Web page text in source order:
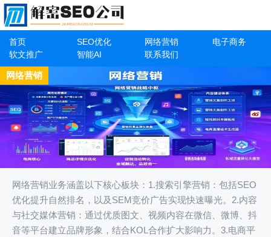
首页 SEO优化 网络营销
电子商务
软文推广
智能AI 联系我们
网络营销
网络营销业务涵盖以下核心板块：1.搜索引擎营销：包括SEO
优化提升自然排名，以及SEM竞价广告实现快速曝光。2.内容
与社交媒体营销：通过优质图文、视频内容在微信、微博、抖
音等平台建立品牌形象，结合KOL合作扩大影响力。3.电商平